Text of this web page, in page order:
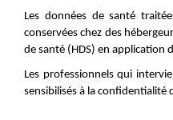
Les données de santé
conservées chez des
de santé (HDS) en application
Les professionnels qui
sensibilisés à la confidentialité